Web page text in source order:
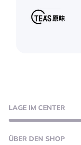
LAGEIM CENTER
ÜBERDEN SHOP